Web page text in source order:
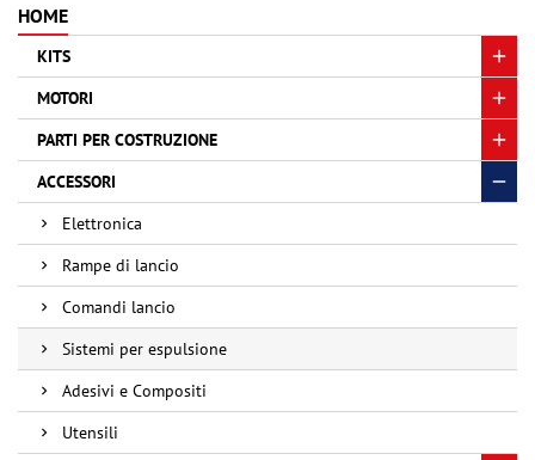
HOME
KITS
MOTORI
PARTI PER COSTRUZIONE
ACCESSORI
Elettronica
Rampe di lancio
Comandi lancio
Sistemi per espulsione
Adesivi e Compositi
Utensili